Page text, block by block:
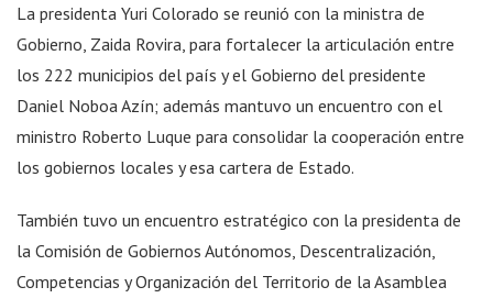
La presidenta Yuri Colorado se reunió con la ministra de
Gobierno, Zaida Rovira, para fortalecer la articulación entre
los 222 municipios del país y el Gobierno del presidente
Daniel Noboa Azín; además mantuvo un encuentro con el
ministro Roberto Luque para consolidar la cooperación entre
los gobiernos locales y esa cartera de Estado.
También tuvo un encuentro estratégico con la presidenta de
la Comisión de Gobiernos Autónomos, Descentralización,
Competencias y Organización del Territorio de la Asamblea